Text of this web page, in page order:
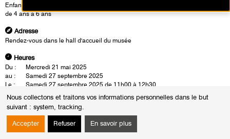
Nous collectons et traitons vos informations personnelles dans le but
suivant : system, tracking.
Accepter Refuser En savoir plus
Enfants / Ados
de 4 ans à 6 ans
Adresse
Rendez-vous dans le hall d'accueil du musée
Heures
Du :
Mercredi 21 mai 2025
au :
Samedi 27 septembre 2025
Le :
Samedi 27 septembre 2025 de 11h00 à 12h30
Les enfants découvrent face aux œuvres comment l’art peut éveiller tous
leurs sens, en touchant, en écoutant, en sentant et en imaginant. En
atelier, une musique douce, des lumières tamisées et des senteurs